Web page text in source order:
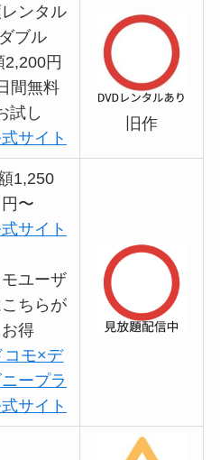
ンタル
ブル
2,200円
間無料
試し
サイト
旧作
1,250
円〜
サイト
モユーザ
ちらが
お得
コモ×デ
ープラ
サイト